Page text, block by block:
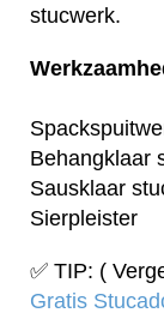
stucwerk.
Behangklaar
Sausklaar
Sierpleister
✅ TIP: (
Gratis